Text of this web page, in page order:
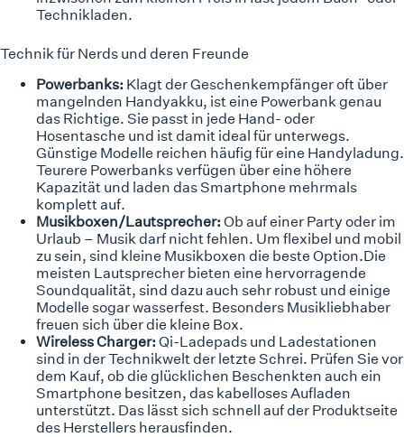
Technikladen.
Technik für Nerds und deren Freunde
Powerbanks: Klagt der Geschenkempfänger oft über
mangelnden Handyakku, ist eine Powerbank genau
das Richtige. Sie passt in jede Hand- oder
Hosentasche und ist damit ideal für unterwegs.
Günstige Modelle reichen häufig für eine Handyladung.
Teurere Powerbanks verfügen über eine höhere
Kapazität und laden das Smartphone mehrmals
komplett auf.
Musikboxen/Lautsprecher: Ob auf einer Party oder im
Urlaub – Musik darf nicht fehlen. Um flexibel und mobil
zu sein, sind kleine Musikboxen die beste Option.Die
meisten Lautsprecher bieten eine hervorragende
Soundqualität, sind dazu auch sehr robust und einige
Modelle sogar wasserfest. Besonders Musikliebhaber
freuen sich über die kleine Box.
Wireless Charger: Qi-Ladepads und Ladestationen
sind in der Technikwelt der letzte Schrei. Prüfen Sie vor
dem Kauf, ob die glücklichen Beschenkten auch ein
Smartphone besitzen, das kabelloses Aufladen
unterstützt. Das lässt sich schnell auf der Produktseite
des Herstellers herausfinden.